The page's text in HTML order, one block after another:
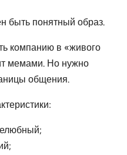
быть понятный образ.
компанию в «живого
мемами. Но нужно
общения.